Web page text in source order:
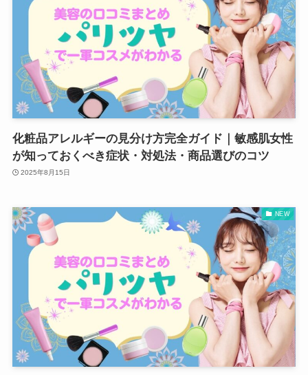
化粧品アレルギーの見分け方完全ガイド｜敏感肌女性
が知っておくべき症状・対処法・商品選びのコツ
2025年8月15日
NEW